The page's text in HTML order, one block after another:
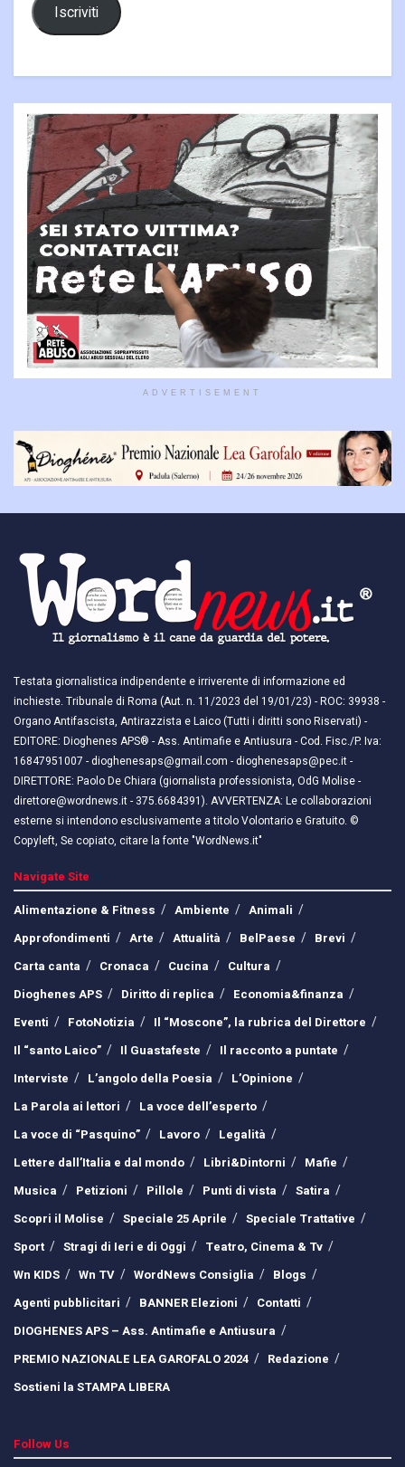
Iscriviti
ADVERTISEMENT
Testata giornalistica indipendente e irriverente di informazione ed
inchieste. Tribunale di Roma (Aut. n. 11/2023 del 19/01/23) - ROC: 39938 -
Organo Antifascista, Antirazzista e Laico (Tutti i diritti sono Riservati) -
EDITORE: Dioghenes APS® - Ass. Antimafie e Antiusura - Cod. Fisc./P. Iva:
16847951007 - dioghenesaps@gmail.com - dioghenesaps@pec.it - ​​
DIRETTORE: Paolo De Chiara (giornalista professionista, OdG Molise -
direttore@wordnews.it - ​​375.6684391). AVVERTENZA: Le collaborazioni
esterne si intendono esclusivamente a titolo Volontario e Gratuito. ©
Copyleft, Se copiato, citare la fonte "WordNews.it"
Navigate Site
Alimentazione & Fitness
Ambiente
Animali
Approfondimenti
Arte Attualità BelPaese
Brevi
Carta canta
Cronaca Cucina
Cultura
Dioghenes APS
Diritto di replica
Economia&finanza
Eventi
FotoNotizia
Il “Moscone”, la rubrica del Direttore
Il “santo Laico”
Il Guastafeste
Il racconto a puntate
Interviste
L’angolo della Poesia
L’Opinione
La Parola ai lettori
La voce dell’esperto
La voce di “Pasquino”
Lavoro
Legalità
Lettere dall’Italia e dal mondo
Libri&Dintorni
Mafie
Musica
Petizioni Pillole Punti di vista
Satira
Scopri il Molise
Speciale 25 Aprile
Speciale Trattative
Sport
Stragi di Ieri e di Oggi
Teatro, Cinema & Tv
Wn KIDS
Wn TV WordNews Consiglia
Blogs
Agenti pubblicitari
BANNER Elezioni
Contatti
DIOGHENES APS – Ass. Antimafie e Antiusura
PREMIO NAZIONALE LEA GAROFALO 2024
Redazione
Sostieni la STAMPA LIBERA
Follow Us